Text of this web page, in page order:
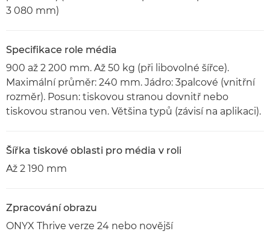
3 080 mm)
Specifikace role média
900 až 2 200 mm. Až 50 kg (při libovolné šířce).
Maximální průměr: 240 mm. Jádro: 3palcové (vnitřní
rozměr). Posun: tiskovou stranou dovnitř nebo
tiskovou stranou ven. Většina typů (závisí na aplikaci).
Šířka tiskové oblasti pro média v roli
Až 2 190 mm
Zpracování obrazu
ONYX Thrive verze 24 nebo novější